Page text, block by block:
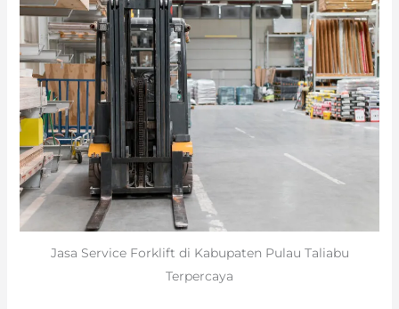
Jasa Service Forklift di Kabupaten Pulau Taliabu
Terpercaya